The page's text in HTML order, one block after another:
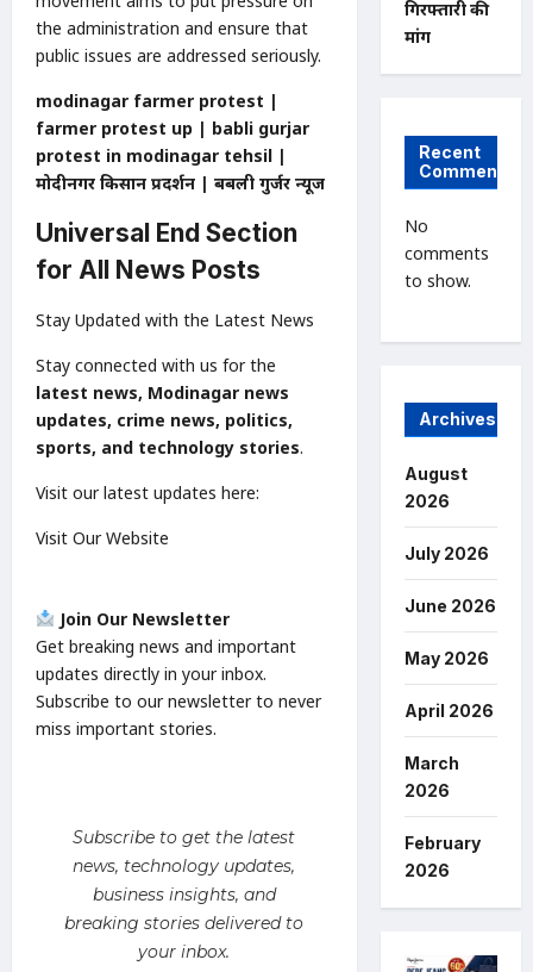
the administration and ensure that
public issues are addressed seriously.
modinagar farmer protest |
farmer protest up | babli gurjar
protest in modinagar tehsil |
मोदीनगर किसान प्रदर्शन | बबली गुर्जर न्यूज
Universal End Section
for All News Posts
Stay Updated with the Latest News
Stay connected with us for the
latest news, Modinagar news
updates, crime news, politics,
sports, and technology stories.
Visit our latest updates here:
Visit Our Website
Join Our Newsletter
Get breaking news and important
updates directly in your inbox.
Subscribe to our newsletter to never
miss important stories.
Subscribe to get the latest
news, technology updates,
business insights, and
breaking stories delivered to
your inbox.
गिरफ्तारी की
मांग
Recent
Comments
No
comments
to show.
Archives
August
2026
July 2026
June 2026
May 2026
April 2026
March
2026
February
2026